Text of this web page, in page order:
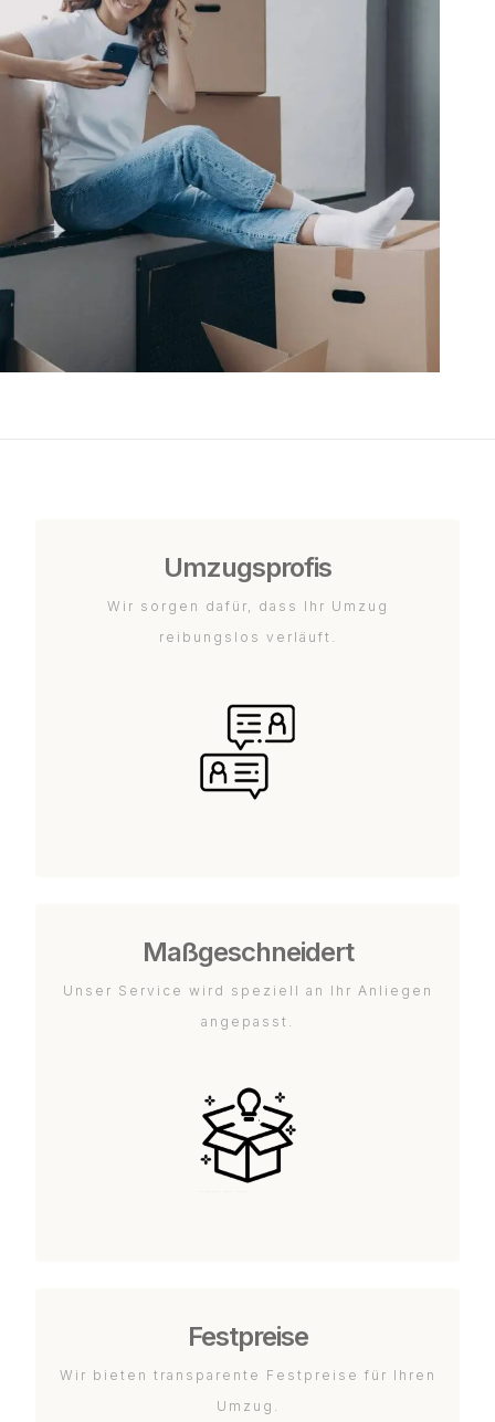
Umzugsprofis
Wir sorgen dafür, dass Ihr Umzug
reibungslos verläuft.
Maßgeschneidert
Unser Service wird speziell an Ihr Anliegen
angepasst.
Festpreise
Wir bieten transparente Festpreise für Ihren
Umzug.